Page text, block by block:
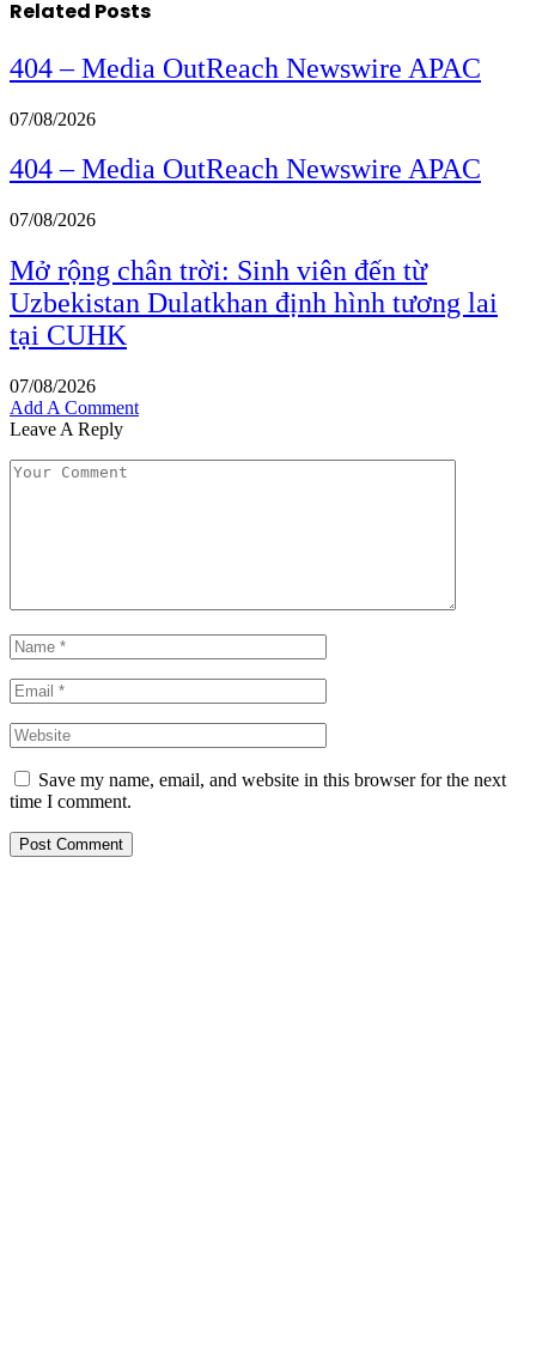
Related Posts
404 – Media OutReach Newswire APAC
07/08/2026
404 – Media OutReach Newswire APAC
07/08/2026
Mở rộng chân trời: Sinh viên đến từ
Uzbekistan Dulatkhan định hình tương lai
tại CUHK
07/08/2026
Add A Comment
Leave A Reply
Save my name, email, and website in this browser for the next
time I comment.